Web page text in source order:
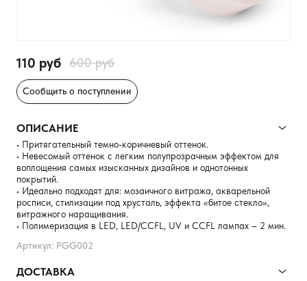
110 руб 600 руб
Сообщить о поступлении
ОПИСАНИЕ
• Притягательный темно-коричневый оттенок.
• Невесомый оттенок с легким полупрозрачным эффектом для
воплощения самых изысканных дизайнов и однотонных
покрытий.
• Идеально подходят для: мозаичного витража, акварельной
росписи, стилизации под хрусталь, эффекта «битое стекло»,
витражного наращивания.
• Полимеризация в LED, LED/CCFL, UV и CCFL лампах – 2 мин.
Артикул: PGG002
ДОСТАВКА